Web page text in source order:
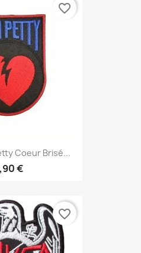
Coeur Brisé...
€
favorite_border
favorite_border